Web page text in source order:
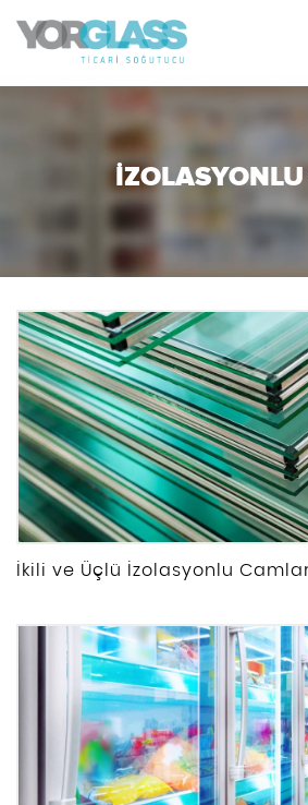
İkili ve Üçlü İzolasyonlu